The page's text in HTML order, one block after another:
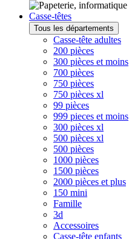
Casse-têtes
Tous les départements
Casse-tête adultes
200 pièces
300 pièces et moins
700 pièces
750 pièces
750 pièces xl
99 pièces
999 pieces et moins
300 pièces xl
500 pièces xl
500 pièces
1000 pièces
1500 pièces
2000 pièces et plus
150 mini
Famille
3d
Accessoires
Casse-tête enfants